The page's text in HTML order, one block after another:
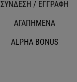
ΣΥΝΔΕΣΗ / ΕΓΓΡΑΦΗ
ΑΓΑΠΗΜΕΝΑ
ALPHA BONUS